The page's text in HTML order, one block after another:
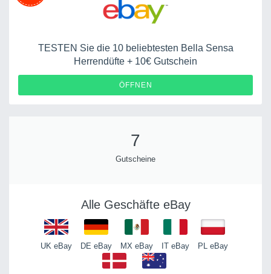
TESTEN Sie die 10 beliebtesten Bella Sensa
Herrendüfte + 10€ Gutschein
ÖFFNEN
7
Gutscheine
Alle Geschäfte eBay
UK eBay DE eBay MX eBay IT eBay PL eBay